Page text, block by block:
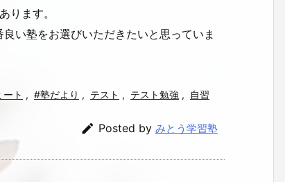
ります。
い塾をお選びいただきたいと思っていま
ト , #塾だより , テスト , テスト勉強 , 自習
 Posted by みとう学習塾